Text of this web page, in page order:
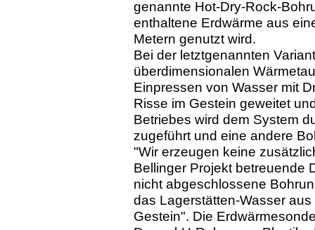
genannte Hot-Dry-Rock-
enthaltene Erdwärme aus
Metern genutzt wird.
Bei der letztgenannten
überdimensionalen
Einpressen von Wasser mit
Risse im Gestein geweitet
Betriebes wird dem System
zugeführt und eine andere
"Wir erzeugen keine
Bellinger Projekt betreuende
nicht abgeschlossene
das Lagerstätten-Wasser
Gestein". Die